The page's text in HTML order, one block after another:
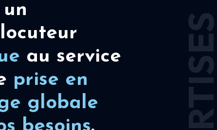
un
au service
prise en
globale